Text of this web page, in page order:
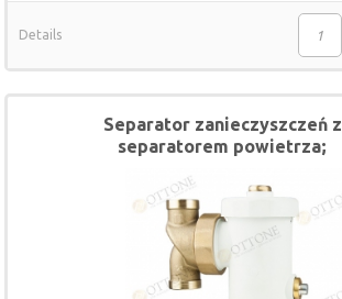
Details
Separator zanieczyszczeń z
separatorem powietrza;